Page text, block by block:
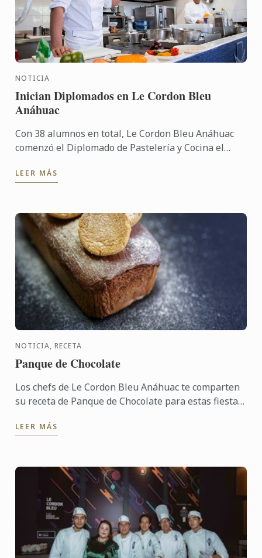
NOTICIA
Inician Diplomados en Le Cordon Bleu
Anáhuac
Con 38 alumnos en total, Le Cordon Bleu Anáhuac
comenzó el Diplomado de Pastelería y Cocina el
LEER MÁS
NOTICIA, RECETA
Panque de Chocolate
Los chefs de Le Cordon Bleu Anáhuac te comparten
su receta de Panque de Chocolate para estas fiestas
LEER MÁS